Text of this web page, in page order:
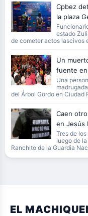
Cpbez
la plaza
estado
de cometer actos lascivos
Un
fuente en
Una
del Árbol Gordo en Ciudad
Caen
en Jesús
Tres de
luego de
Ranchito de la Guardia
EL